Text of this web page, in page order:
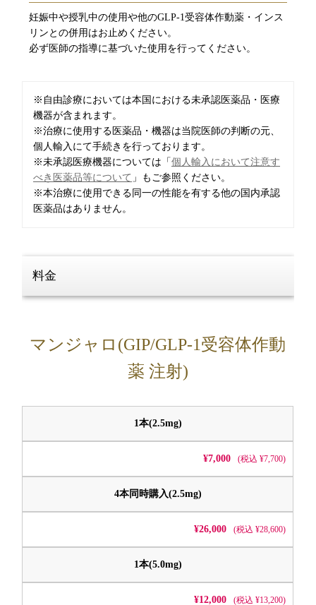
妊娠中や授乳中の使用や他のGLP-1受容体作動薬・インス
リンとの併用はお止めください。
必ず医師の指導に基づいた使用を行ってください。
※自由診療においては本国における未承認医薬品・医療
機器が含まれます。
※治療に使用する医薬品・機器は当院医師の判断の元、
個人輸入にて手続きを行っております。
※未承認医療機器については「個人輸入において注意す
べき医薬品等について 」もご参照ください。
※本治療に使用できる同一の性能を有する他の国内承認
医薬品はありません。
料金
マンジャロ(GIP/GLP-1受容体作動
薬 注射)
1本(2.5mg)
¥7,000 (税込 ¥7,700)
4本同時購入(2.5mg)
¥26,000 (税込 ¥28,600)
1本(5.0mg)
¥12,000 (税込 ¥13,200)